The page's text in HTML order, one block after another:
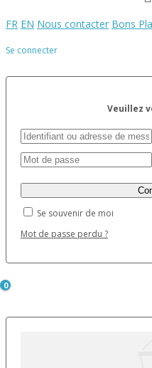
FR EN Nous contacter Bons
Se connecter
Veuillez
Se souvenir de moi
Mot de passe perdu ?
0